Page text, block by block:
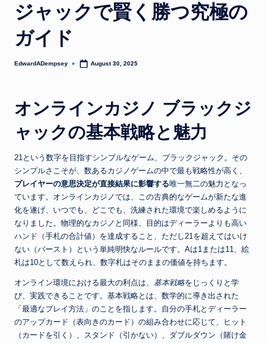
ジャックで賢く勝つ究極の
ガイド
Posted
EdwardADempsey August 30, 2025
オンラインカジノ ブラックジ
ャックの基本戦略と魅力
21という数字を目指すシンプルなゲーム、ブラックジャック。その
シンプルさこそが、数あるカジノゲームの中で最も戦略性が高く、
プレイヤーの意思決定が直接結果に影響する唯一無二の魅力となっ
ています。オンラインカジノでは、この古典的なゲームが新たな進
化を遂げ、いつでも、どこでも、洗練された環境で楽しめるように
なりました。物理的なカジノと同様、目的はディーラーよりも高い
ハンド（手札の合計値）を達成すること、ただし21を超えてはいけ
ない（バースト）という単純明快なルールです。Aは1または11、絵
札は10として数えられ、数字札はそのままの価値を持ちます。
オンライン環境における最大の利点は、 基本戦略をじっくりと学
び、実践できることです。基本戦略とは、数学的に導き出された
「最適なプレイ方法」のことを指します。自分の手札とディーラー
のアップカード（表向きのカード）の組み合わせに応じて、ヒット
（カードを引く）、スタンド（引かない）、ダブルダウン（賭け金